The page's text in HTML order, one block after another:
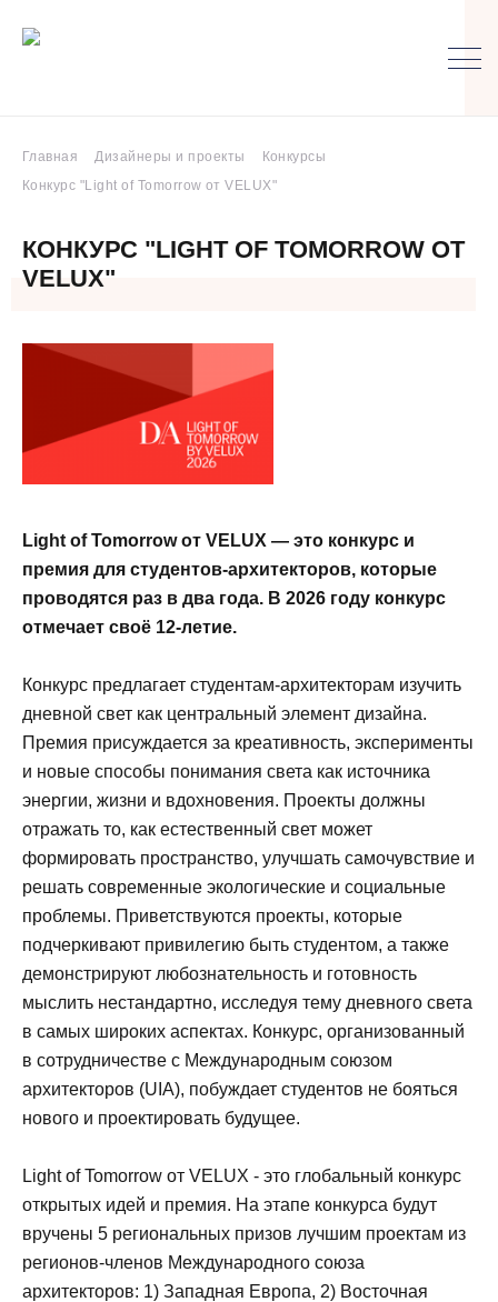
Главная Дизайнеры и проекты
Конкурсы
Конкурс "Light of Tomorrow от VELUX"
КОНКУРС "LIGHT OF TOMORROW ОТ
VELUX"
Light of Tomorrow от VELUX — это конкурс и
премия для студентов-архитекторов, которые
проводятся раз в два года. В 2026 году конкурс
отмечает своё 12-летие.
Конкурс предлагает студентам-архитекторам изучить
дневной свет как центральный элемент дизайна.
Премия присуждается за креативность, эксперименты
и новые способы понимания света как источника
энергии, жизни и вдохновения. Проекты должны
отражать то, как естественный свет может
формировать пространство, улучшать самочувствие и
решать современные экологические и социальные
проблемы. Приветствуются проекты, которые
подчеркивают привилегию быть студентом, а также
демонстрируют любознательность и готовность
мыслить нестандартно, исследуя тему дневного света
в самых широких аспектах. Конкурс, организованный
в сотрудничестве с Международным союзом
архитекторов (UIA), побуждает студентов не бояться
нового и проектировать будущее.
Light of Tomorrow от VELUX - это глобальный конкурс
открытых идей и премия. На этапе конкурса будут
вручены 5 региональных призов лучшим проектам из
регионов-членов Международного союза
архитекторов: 1) Западная Европа, 2) Восточная